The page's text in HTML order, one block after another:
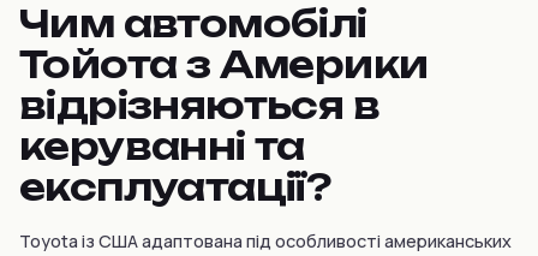
Чим автомобілі
Тойота з Америки
відрізняються в
керуванні та
експлуатації?
Toyota із США адаптована під особливості американських